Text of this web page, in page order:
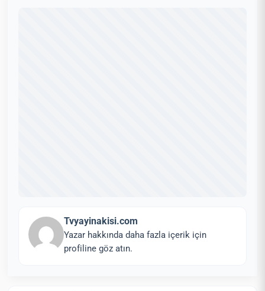
Tvyayinakisi.com
Yazar hakkında daha fazla içerik için
profiline göz atın.